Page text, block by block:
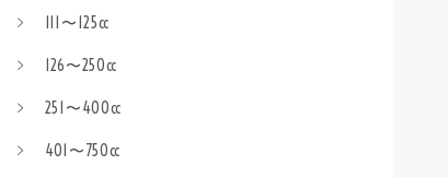
111〜125cc
126〜250cc
251〜400cc
401〜750cc